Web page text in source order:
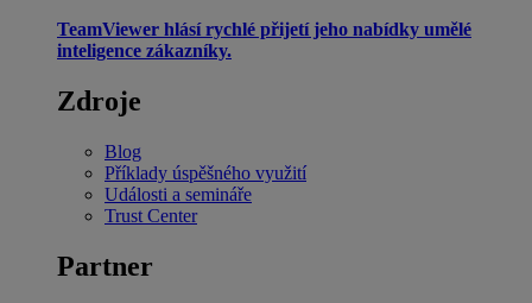
TeamViewer hlásí rychlé přijetí jeho nabídky umělé
inteligence zákazníky.
Zdroje
Blog
Příklady úspěšného využití
Události a semináře
Trust Center
Partner